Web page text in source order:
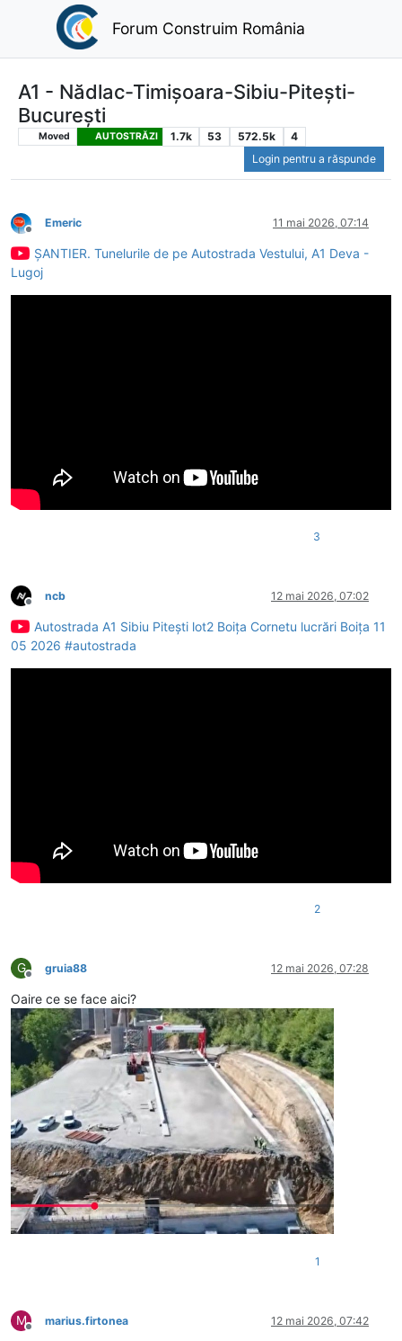
Forum Construim România
A1 - Nădlac-Timișoara-Sibiu-Pitești-
București
Moved AUTOSTRĂZI 1.7k 53 572.5k
4
Login pentru a răspunde
Deconectat
Emeric 11 mai 2026, 07:14
ȘANTIER. Tunelurile de pe Autostrada Vestului, A1 Deva -
Lugoj
3
Deconectat
ncb 12 mai 2026, 07:02
Autostrada A1 Sibiu Pitești lot2 Boița Cornetu lucrări Boița 11
05 2026 #autostrada
2
G
Deconectat
gruia88 12 mai 2026, 07:28
Oaire ce se face aici?
1
M
Deconectat
marius.firtonea 12 mai 2026, 07:42